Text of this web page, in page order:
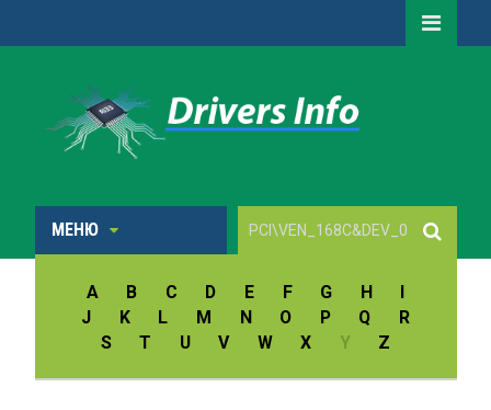
МЕНЮ
A B C D E F G H
I
J
K L M N O P Q
R
S
T U V W X Y Z